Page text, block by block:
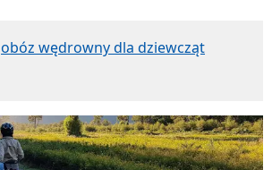
obóz wędrowny dla dziewcząt